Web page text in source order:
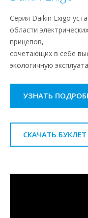
Серия Daikin Exigo
области
прицепов,
сочетающих в себе
экологичную
УЗНАТЬ
СКАЧАТЬ БУКЛЕТ